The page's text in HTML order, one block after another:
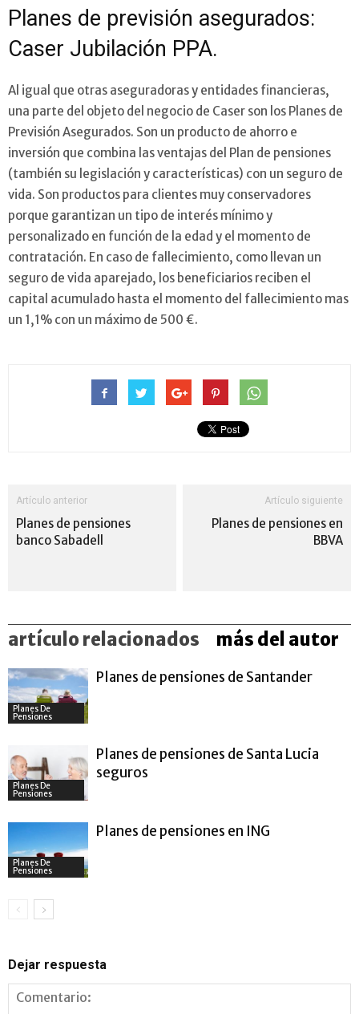
Planes de previsión asegurados:
Caser Jubilación PPA.
Al igual que otras aseguradoras y entidades financieras,
una parte del objeto del negocio de Caser son los Planes de
Previsión Asegurados. Son un producto de ahorro e
inversión que combina las ventajas del Plan de pensiones
(también su legislación y características) con un seguro de
vida. Son productos para clientes muy conservadores
porque garantizan un tipo de interés mínimo y
personalizado en función de la edad y el momento de
contratación. En caso de fallecimiento, como llevan un
seguro de vida aparejado, los beneficiarios reciben el
capital acumulado hasta el momento del fallecimiento mas
un 1,1% con un máximo de 500 €.
Artículo anterior
Planes de pensiones
banco Sabadell
Artículo siguiente
Planes de pensiones en
BBVA
artículo relacionados más del autor
Planes De
Pensiones
Planes de pensiones de Santander
Planes De
Pensiones
Planes de pensiones de Santa Lucia
seguros
Planes De
Pensiones
Planes de pensiones en ING
Dejar respuesta